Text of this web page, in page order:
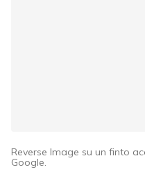
Reverse Image su un finto
Google.